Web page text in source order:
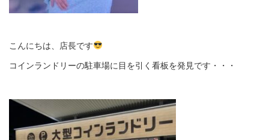
こんにちは、店長です
コインランドリーの駐車場に目を引く看板を発見です・・・